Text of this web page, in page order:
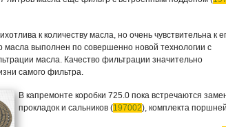
к количеству масла, но очень чувствительна к
масла выполнен по совершенно новой технологии с
масла. Качество фильтрации значительно
самого фильтра.
В капремонте коробки 725.0 пока встречаются
прокладок и сальников (197002), комплекта